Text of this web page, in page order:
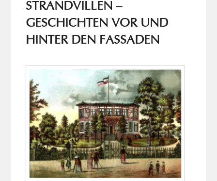
STRANDVILLEN –
GESCHICHTEN VOR UND
HINTER DEN FASSADEN